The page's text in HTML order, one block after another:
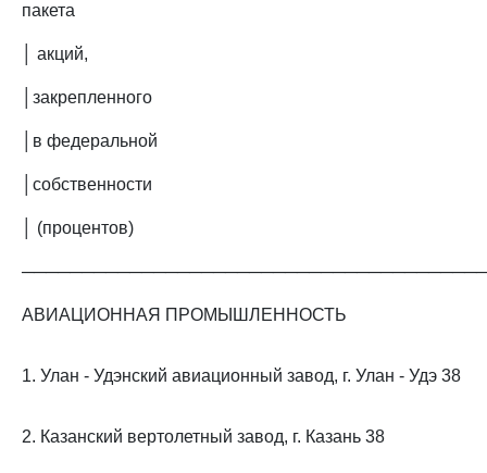
пакета
│ акций,
│закрепленного
│в федеральной
│собственности
│ (процентов)
АВИАЦИОННАЯ ПРОМЫШЛЕННОСТЬ
1. Улан - Удэнский авиационный завод, г. Улан - Удэ 38
2. Казанский вертолетный завод, г. Казань 38